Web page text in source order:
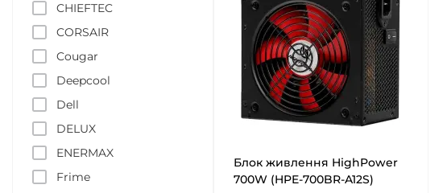
CHIEFTEC
CORSAIR
Cougar
Deepcool
Dell
DELUX
ENERMAX
Frime
Блок живлення HighPower
700W (HPE-700BR-A12S)